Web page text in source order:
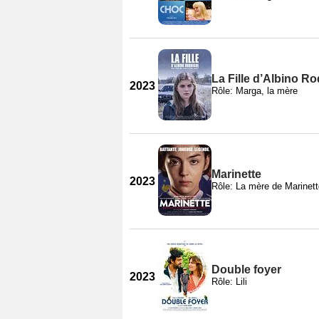
2023
La Fille d’Albino
Rôle: Marga, la mère
2023
Marinette
Rôle: La mère de
2023
Double foyer
Rôle: Lili